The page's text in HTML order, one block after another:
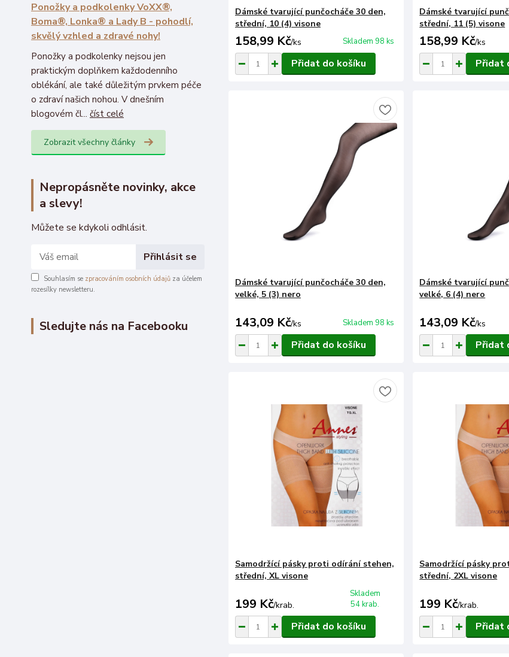
Ponožky a podkolenky VoXX®,
Boma®, Lonka® a Lady B - pohodlí,
skvělý vzhled a zdravé nohy!
Ponožky a podkolenky nejsou jen
praktickým doplňkem každodenního
oblékání, ale také důležitým prvkem péče
o zdraví našich nohou. V dnešním
blogovém čl... číst celé
Zobrazit všechny články
Nepropásněte novinky, akce
a slevy!
Můžete se kdykoli odhlásit.
Přihlásit se
Souhlasím se zpracováním osobních údajů za účelem
rozesílky newsletteru.
Sledujte nás na Facebooku
Dámské tvarující punčocháče 30 den,
střední, 10 (4) visone
158,99 Kč/ks Skladem 98 ks
Přidat do košíku
Dámské tvarující
střední, 11 (5) visone
158,99 Kč/ks
Přidat
Dámské tvarující punčocháče 30 den,
velké, 5 (3) nero
143,09 Kč/ks Skladem 98 ks
Přidat do košíku
Dámské tvarující
velké, 6 (4) nero
143,09 Kč/ks
Přidat
Samodržící pásky proti odírání stehen,
střední, XL visone
199 Kč/krab.
Skladem
54 krab.
Přidat do košíku
Samodržící pásky
střední, 2XL visone
199 Kč/krab.
Přidat